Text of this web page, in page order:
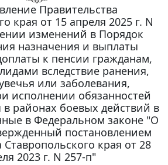
Правительства
края от 15 апреля 2025 г. N
изменений в Порядок
назначения и выплаты
к пенсии гражданам,
вследствие ранения,
или заболевания,
исполнении обязанностей
районах боевых действий в
в Федеральном законе "О
постановлением
Ставропольского края от 28
2023 г. N 257-п"